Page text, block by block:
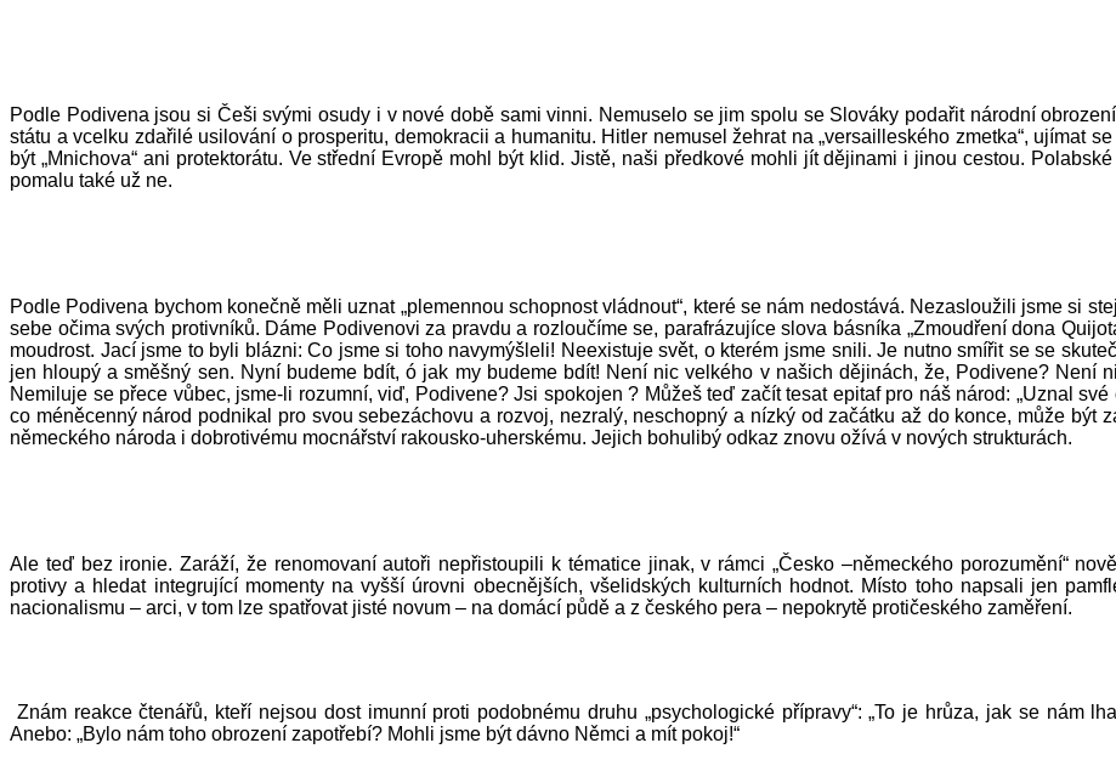
Podle Podivena jsou si Češi svými osudy i v nové době sami vinni. Nemuselo se jim spolu se Slováky podařit národní
státu a vcelku zdařilé usilování o prosperitu, demokracii a humanitu. Hitler nemusel žehrat na „versailleského zmetka“, ujímat
být „Mnichova“ ani protektorátu. Ve střední Evropě mohl být klid. Jistě, naši předkové mohli jít dějinami i jinou cestou.
pomalu také už ne.
Podle Podivena bychom konečně měli uznat „plemennou schopnost vládnout“, které se nám nedostává. Nezasloužili jsme si
sebe očima svých protivníků. Dáme Podivenovi za pravdu a rozloučíme se, parafrázujíce slova básníka „Zmoudření dona
moudrost. Jací jsme to byli blázni: Co jsme si toho navymýšleli! Neexistuje svět, o kterém jsme snili. Je nutno smířit se se
jen hloupý a směšný sen. Nyní budeme bdít, ó jak my budeme bdít! Není nic velkého v našich dějinách, že, Podivene? Není
Nemiluje se přece vůbec, jsme-li rozumní, viď, Podivene? Jsi spokojen ? Můžeš teď začít tesat epitaf pro náš národ: „Uznal své
co méněcenný národ podnikal pro svou sebezáchovu a rozvoj, nezralý, neschopný a nízký od začátku až do konce, může být
německého národa i dobrotivému mocnářství rakousko-uherskému. Jejich bohulibý odkaz znovu ožívá v nových strukturách.
Ale teď bez ironie. Zaráží, že renomovaní autoři nepřistoupili k tématice jinak, v rámci „Česko –německého porozumění“
protivy a hledat integrující momenty na vyšší úrovni obecnějších, všelidských kulturních hodnot. Místo toho napsali jen
nacionalismu – arci, v tom lze spatřovat jisté novum – na domácí půdě a z českého pera – nepokrytě protičeského zaměření.
Znám reakce čtenářů, kteří nejsou dost imunní proti podobnému druhu „psychologické přípravy“: „To je hrůza, jak se nám
Anebo: „Bylo nám toho obrození zapotřebí? Mohli jsme být dávno Němci a mít pokoj!“